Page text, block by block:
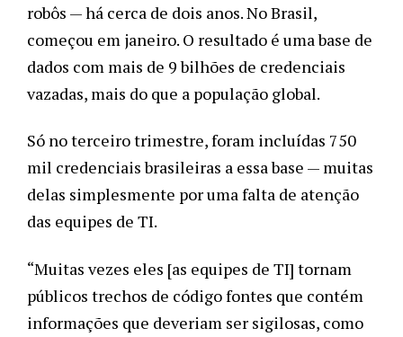
robôs — há cerca de dois anos. No Brasil,
começou em janeiro. O resultado é uma base de
dados com mais de 9 bilhões de credenciais
vazadas, mais do que a população global.
Só no terceiro trimestre, foram incluídas 750
mil credenciais brasileiras a essa base — muitas
delas simplesmente por uma falta de atenção
das equipes de TI.
“Muitas vezes eles [as equipes de TI] tornam
públicos trechos de código fontes que contém
informações que deveriam ser sigilosas, como